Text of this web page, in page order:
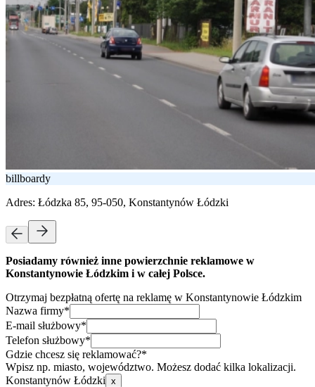
billboardy
Adres: Łódzka 85, 95-050, Konstantynów Łódzki
Posiadamy również inne powierzchnie reklamowe w
Konstantynowie Łódzkim i w całej Polsce.
Otrzymaj bezpłatną ofertę na reklamę w Konstantynowie Łódzkim
Nazwa firmy*
E-mail służbowy*
Telefon służbowy*
Gdzie chcesz się reklamować?*
Wpisz np. miasto, województwo. Możesz dodać kilka lokalizacji.
Konstantynów Łódzki x